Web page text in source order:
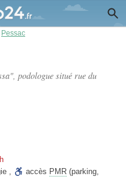
Pessac
podologue situé rue du
, accès PMR (parking,